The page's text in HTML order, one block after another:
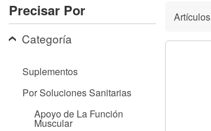
accesibilidad.
Presione
Control-
ajustar
Precisar Por
Categoría
Suplementos
Por Soluciones Sanitarias
Apoyo de La Función
Muscular
Artículos